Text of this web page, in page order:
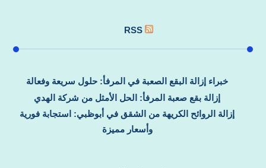
RSS
خبراء إزالة البقع الصعبة في المرفأ: حلول سريعة وفعالة
إزالة بقع صعبة المرفأ: الحل الأمثل من شركة الهدي
إزالة الروائح الكريهة من الشقق في أبوظبي: استجابة فورية
وأسعار مميزة